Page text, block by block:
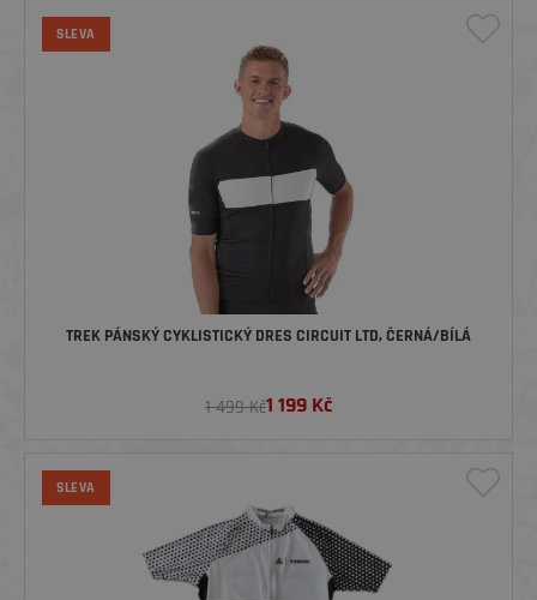
SLEVA
TREK PÁNSKÝ CYKLISTICKÝ DRES CIRCUIT LTD, ČERNÁ/BÍLÁ
1 499 Kč1 199 Kč
SLEVA